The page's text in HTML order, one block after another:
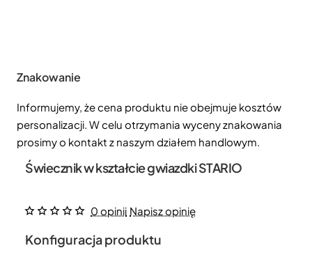
Znakowanie
Informujemy, że cena produktu nie obejmuje kosztów
personalizacji. W celu otrzymania wyceny znakowania
prosimy o kontakt z naszym działem handlowym.
Świecznik w kształcie gwiazdki STARIO
0 opinii Napisz opinię
Konfiguracja produktu